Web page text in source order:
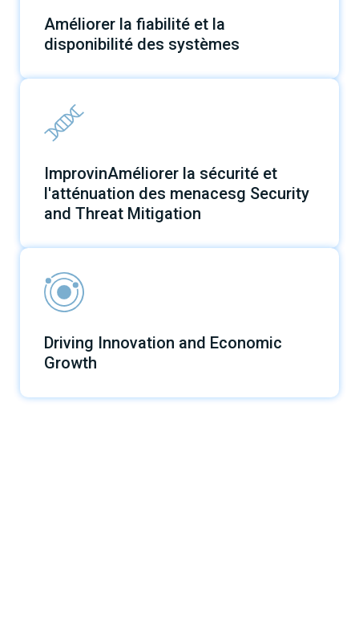
Améliorer la fiabilité et la
disponibilité des systèmes
ImprovinAméliorer la sécurité et
l'atténuation des menacesg Security
and Threat Mitigation
Driving Innovation and Economic
Growth